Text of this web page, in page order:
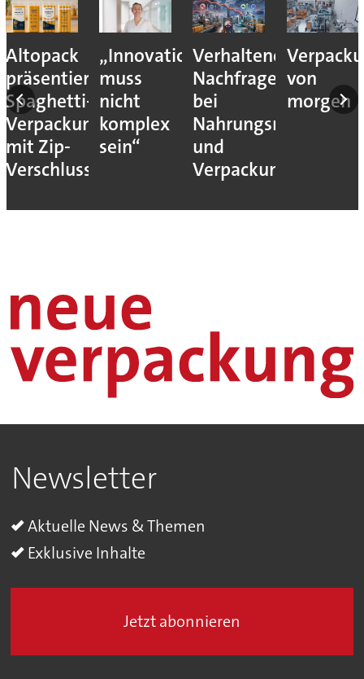
Altopack
präsentiert
Spaghetti-
Verpackung
mit Zip-
Verschluss
„Innovation
muss
nicht
komplex
sein“
Verhaltene
Nachfrage
bei
Nahrungsmittel-
und
von
morgen
Newsletter
Aktuelle News & Themen
Exklusive Inhalte
Jetzt abonnieren